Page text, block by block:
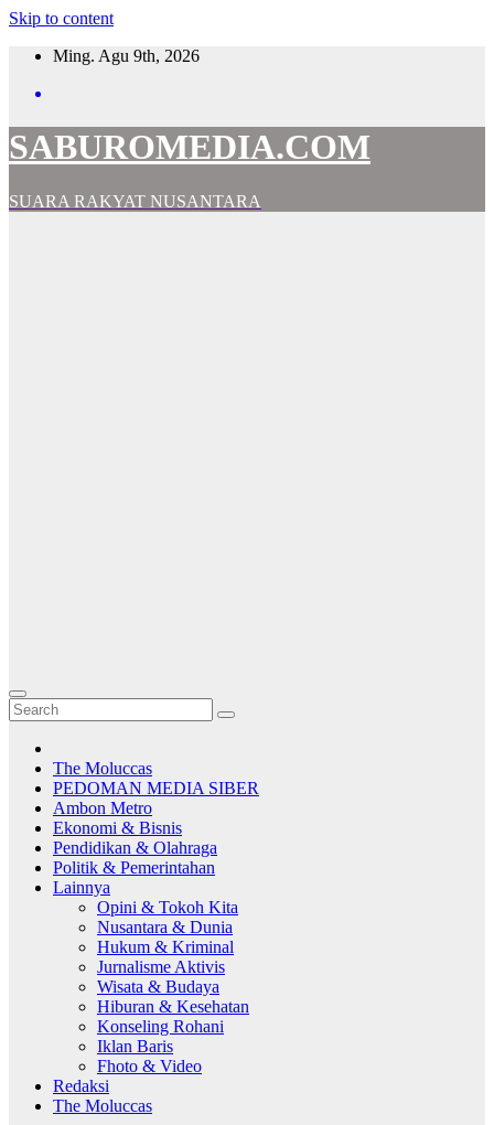
Skip to content
Ming. Agu 9th, 2026
SABUROMEDIA.COM
SUARA RAKYAT NUSANTARA
The Moluccas
PEDOMAN MEDIA SIBER
Ambon Metro
Ekonomi & Bisnis
Pendidikan & Olahraga
Politik & Pemerintahan
Lainnya
Opini & Tokoh Kita
Nusantara & Dunia
Hukum & Kriminal
Jurnalisme Aktivis
Wisata & Budaya
Hiburan & Kesehatan
Konseling Rohani
Iklan Baris
Fhoto & Video
Redaksi
The Moluccas